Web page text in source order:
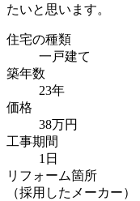
たいと思います。
住宅の種類
一戸建て
築年数
23年
価格
38万円
工事期間
1日
リフォーム箇所
（採用したメーカー）